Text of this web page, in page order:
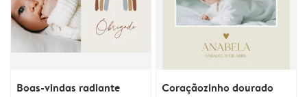
Boas-vindas radiante Coraçãozinho dourado